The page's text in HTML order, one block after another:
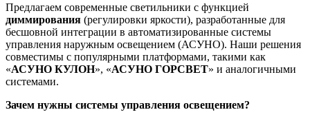
Предлагаем современные светильники с функцией
диммирования (регулировки яркости), разработанные для
бесшовной интеграции в автоматизированные системы
управления наружным освещением (АСУНО). Наши решения
совместимы с популярными платформами, такими как
«АСУНО КУЛОН», «АСУНО ГОРСВЕТ» и аналогичными
системами.
Зачем нужны системы управления освещением?